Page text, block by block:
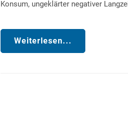
Konsum, ungeklärter negativer
Weiterlesen...